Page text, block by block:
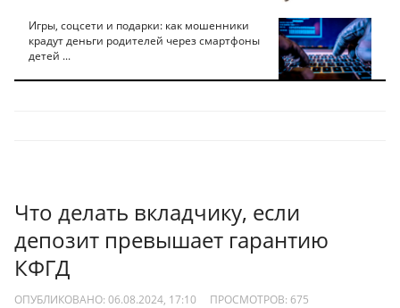
Игры, соцсети и подарки: как мошенники
крадут деньги родителей через смартфоны
детей ...
Что делать вкладчику, если
депозит превышает гарантию
КФГД
ОПУБЛИКОВАНО: 06.08.2024, 17:10 ПРОСМОТРОВ: 675